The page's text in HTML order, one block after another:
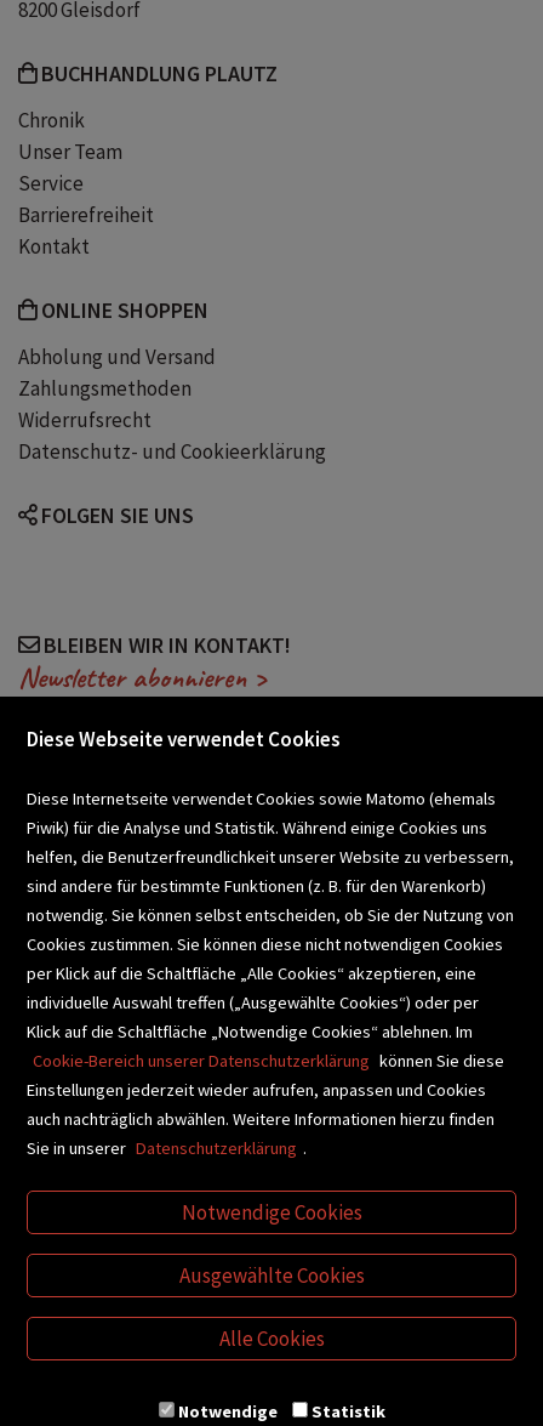
Jahreskalender vertikal
8200 Gleisdorf
BUCHHANDLUNG PLAUTZ
Chronik
Unser Team
Service
Barrierefreiheit
Kontakt
ONLINE SHOPPEN
Abholung und Versand
Zahlungsmethoden
Widerrufsrecht
Datenschutz- und Cookieerklärung
FOLGEN SIE UNS
BLEIBEN WIR IN KONTAKT!
Newsletter abonnieren >
SCHULBUCHSERVICE
BUCHEMPFEHLUNGEN
BIBLIOTHEKSSERVICE
VIDEO-TIPPS
VERTRAG WIDERRUFEN
© Buchhandlung Plautz GmbH
Diese Webseite verwendet Cookies
Diese Internetseite verwendet Cookies sowie Matomo (ehemals
Piwik) für die Analyse und Statistik. Während einige Cookies uns
helfen, die Benutzerfreundlichkeit unserer Website zu verbessern,
sind andere für bestimmte Funktionen (z. B. für den Warenkorb)
notwendig. Sie können selbst entscheiden, ob Sie der Nutzung von
Cookies zustimmen. Sie können diese nicht notwendigen Cookies
per Klick auf die Schaltfläche „Alle Cookies“ akzeptieren, eine
individuelle Auswahl treffen („Ausgewählte Cookies“) oder per
Klick auf die Schaltfläche „Notwendige Cookies“ ablehnen. Im
Cookie-Bereich unserer Datenschutzerklärung können Sie diese
Einstellungen jederzeit wieder aufrufen, anpassen und Cookies
auch nachträglich abwählen. Weitere Informationen hierzu finden
Sie in unserer Datenschutzerklärung .
Notwendige Cookies
Ausgewählte Cookies
Alle Cookies
Notwendige Statistik